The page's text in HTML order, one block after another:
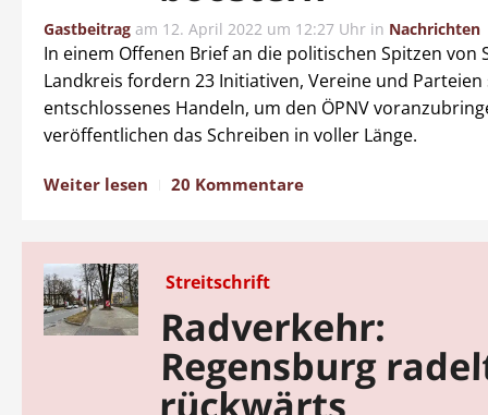
Gastbeitrag am 12. April 2022 um 12:27 Uhr in Nachrichten
In einem Offenen Brief an die politischen Spitzen von
Landkreis fordern 23 Initiativen, Vereine und
entschlossenes Handeln, um den ÖPNV
veröffentlichen das Schreiben in voller Länge.
Weiter lesen 20 Kommentare
Streitschrift
Radverkehr:
Regensburg